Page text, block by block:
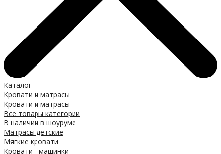
Каталог
Кровати и матрасы
Кровати и матрасы
Все товары категории
В наличии в шоуруме
Матрасы детские
Мягкие кровати
Кровати - машинки